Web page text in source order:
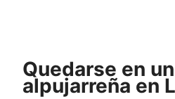
Quedarse en
alpujarreña en